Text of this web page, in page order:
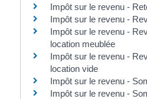
Impôt sur le revenu -
Impôt sur le revenu -
Impôt sur le revenu -
location meublée
Impôt sur le revenu -
location vide
Impôt sur le revenu -
Impôt sur le revenu -